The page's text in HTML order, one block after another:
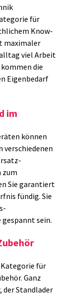
für
Know-
maximaler
viel Arbeit
die
Eigenbedarf
im
können
verschiedenen
zum
Sie garantiert
fündig. Sie
sein.
für
Ganz
Standlader